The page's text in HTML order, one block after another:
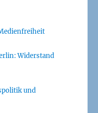
Widerstand
und